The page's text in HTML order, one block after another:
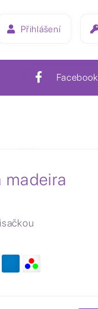
Přihlášení
Facebook